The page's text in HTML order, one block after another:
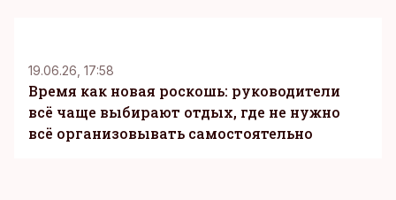
19.06.26, 17:58
Время как новая роскошь: руководители
всё чаще выбирают отдых, где не нужно
всё организовывать самостоятельно